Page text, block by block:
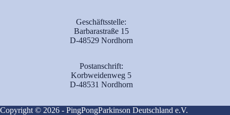
Geschäftsstelle:
Barbarastraße 15
D-48529 Nordhorn
Postanschrift:
Korbweidenweg 5
D-48531 Nordhorn
Copyright © 2026 - PingPongParkinson Deutschland e.V.